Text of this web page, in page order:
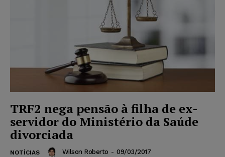
TRF2 nega pensão à filha de ex-
servidor do Ministério da Saúde
divorciada
NOTÍCIAS Wilson Roberto - 09/03/2017